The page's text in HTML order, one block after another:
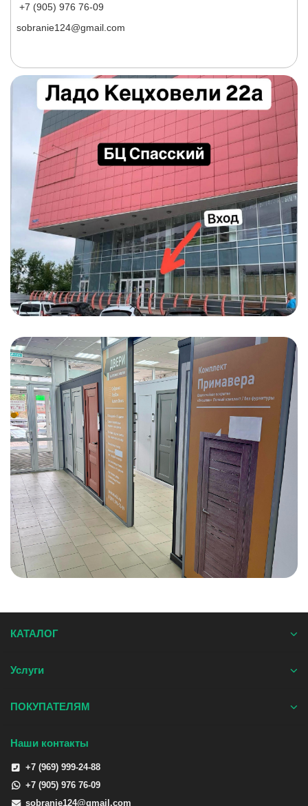
+7 (905) 976 76-09
sobranie124@gmail.com
КАТАЛОГ
Услуги
ПОКУПАТЕЛЯМ
Наши контакты
+7 (969) 999-24-88
+7 (905) 976 76-09
sobranie124@gmail.com